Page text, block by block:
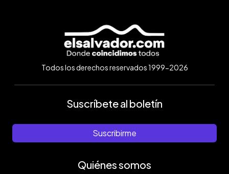
Todos los derechos reservados 1999-2026
Suscríbete al boletín
Suscribirme
Quiénes somos